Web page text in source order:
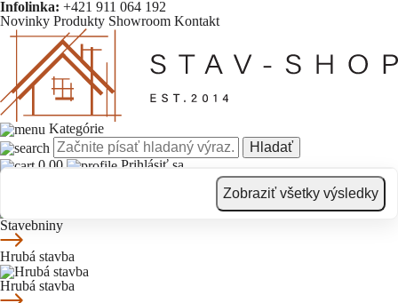
Infolinka: +421 911 064 192
Novinky Produkty Showroom Kontakt
Kategórie
Hladať
Zobraziť všetky výsledky
0.00
Prihlásiť sa
Kontakt
Stavebniny
Hrubá stavba
Hrubá stavba